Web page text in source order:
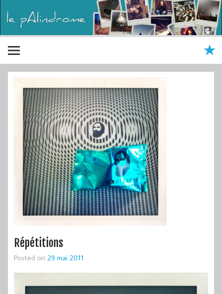
Répétitions
Posted on 29 mai 2011